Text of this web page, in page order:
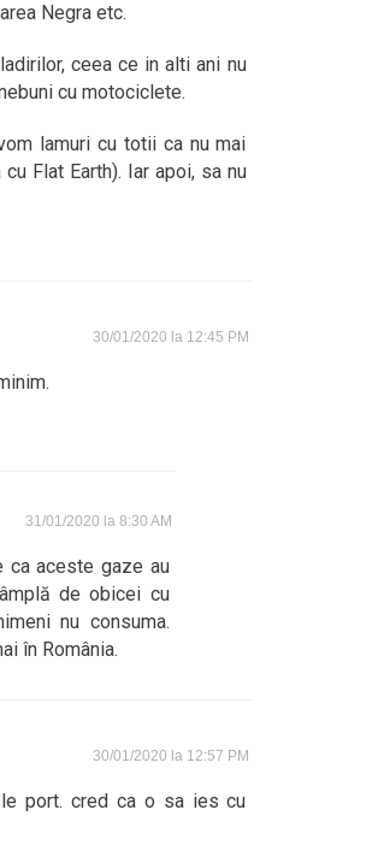
Negra etc.
ceea ce in alti ani nu
cu motociclete.
lamuri cu totii ca nu mai
Flat Earth). Iar apoi, sa nu
30/01/2020 la 12:45 PM
31/01/2020 la 8:30 AM
ca aceste gaze au
de obicei cu
nu consuma.
în România.
30/01/2020 la 12:57 PM
port. cred ca o sa ies cu